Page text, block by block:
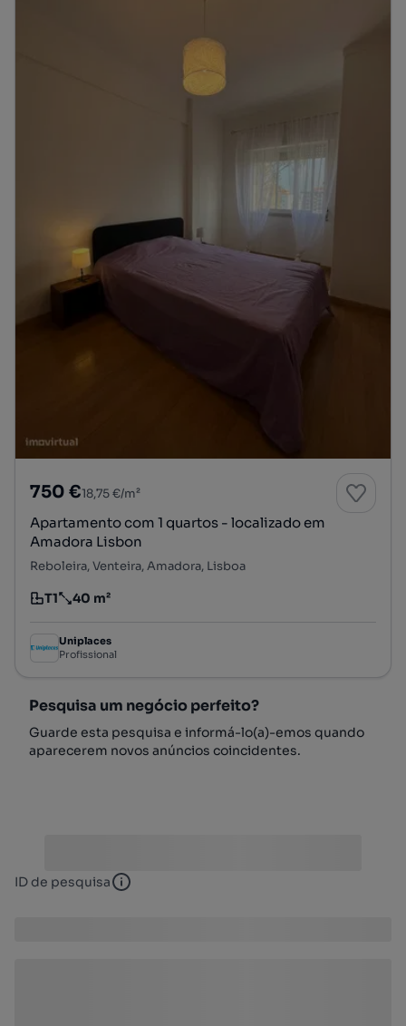
750 €18,75 €/m²
Apartamento com 1 quartos - localizado em
Amadora Lisbon
Reboleira, Venteira, Amadora, Lisboa
Tipologia
T1
Preço por metro quadrado
40 m²
Uniplaces
Profissional
Pesquisa um negócio perfeito?
Guarde esta pesquisa e informá-lo(a)-emos quando
aparecerem novos anúncios coincidentes.
ID de pesquisa ID de pesquisa